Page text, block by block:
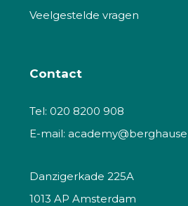
Veelgestelde vragen
Contact
Tel: 020 8200 908
E-mail:
Danzigerkade 225A
1013 AP Amsterdam